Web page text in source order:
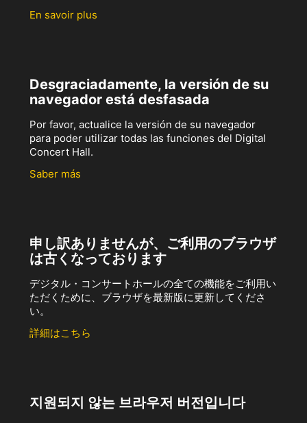
En savoir plus
Desgraciadamente, la versión de su
navegador está desfasada
Por favor, actualice la versión de su navegador
para poder utilizar todas las funciones del Digital
Concert Hall.
Saber más
申し訳ありませんが、ご利用のブラウザ
は古くなっております
デジタル・コンサートホールの全ての機能をご利用い
ただくために、ブラウザを最新版に更新してくださ
い。
詳細はこちら
지원되지 않는 브라우저 버전입니다